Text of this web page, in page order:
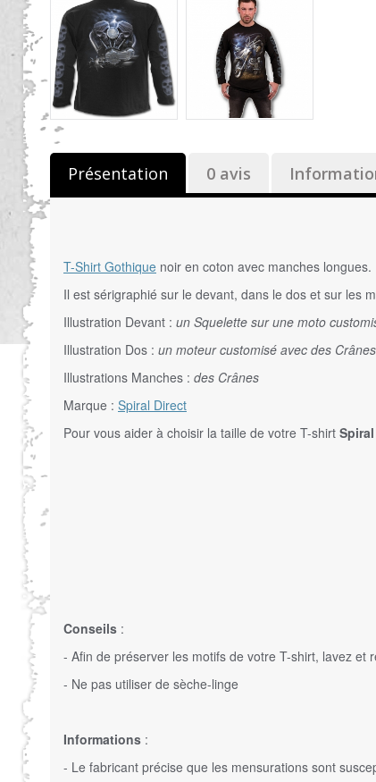
Présentation 0 avis
T-Shirt Gothique noir en coton avec manches longues.
Il est sérigraphié sur le devant, dans le dos et sur les
Illustration Devant : un Squelette sur une moto
Illustration Dos : un moteur customisé avec des Crânes
Illustrations Manches : des Crânes
Marque : Spiral Direct
Pour vous aider à choisir la taille de votre T-shirt
Conseils :
- Afin de préserver les motifs de votre T-shirt, lavez et
- Ne pas utiliser de sèche-linge
Informations :
- Le fabricant précise que les mensurations sont